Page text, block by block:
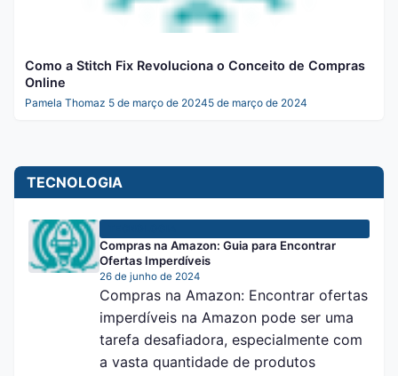
Como a Stitch Fix Revoluciona o Conceito de Compras
Online
Pamela Thomaz 5 de março de 20245 de março de 2024
TECNOLOGIA
Compras na Amazon: Guia para Encontrar
Ofertas Imperdíveis
26 de junho de 2024
Compras na Amazon: Encontrar ofertas
imperdíveis na Amazon pode ser uma
tarefa desafiadora, especialmente com
a vasta quantidade de produtos